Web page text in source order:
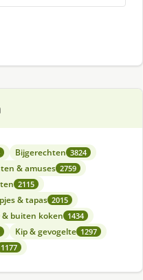
Bijgerechten 3824
& amuses 2759
2115
& tapas 2015
& buiten koken 1434
Kip & gevogelte 1297
1177